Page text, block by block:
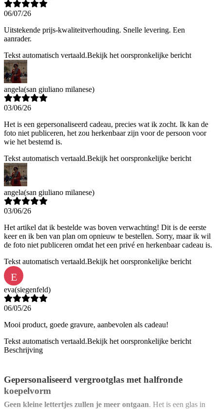
06/07/26
Uitstekende prijs-kwaliteitverhouding. Snelle levering. Een
aanrader.
Tekst automatisch vertaald.Bekijk het oorspronkelijke bericht
angela(san giuliano milanese)
03/06/26
Het is een gepersonaliseerd cadeau, precies wat ik zocht. Ik kan de
foto niet publiceren, het zou herkenbaar zijn voor de persoon voor
wie het bestemd is.
Tekst automatisch vertaald.Bekijk het oorspronkelijke bericht
angela(san giuliano milanese)
03/06/26
Het artikel dat ik bestelde was boven verwachting! Dit is de eerste
keer en ik ben van plan om opnieuw te bestellen. Sorry, maar ik wil
de foto niet publiceren omdat het een privé en herkenbaar cadeau is.
Tekst automatisch vertaald.Bekijk het oorspronkelijke bericht
E
eva(siegenfeld)
06/05/26
Mooi product, goede gravure, aanbevolen als cadeau!
Tekst automatisch vertaald.Bekijk het oorspronkelijke bericht
Beschrijving
Gepersonaliseerd vergrootglas met halfronde
koepelvorm
Geen kleine lettertjes zullen je meer ontgaan. Het is een glas in